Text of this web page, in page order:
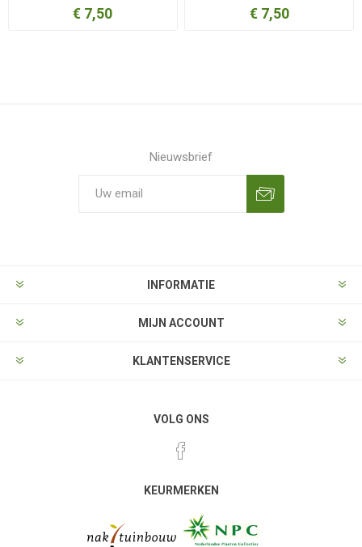
€ 7,50 € 7,50
Nieuwsbrief
INFORMATIE
MIJN ACCOUNT
KLANTENSERVICE
VOLG ONS
KEURMERKEN